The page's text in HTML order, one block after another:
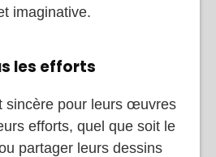
imaginative.
les efforts
sincère pour leurs œuvres
efforts, quel que soit le
partager leurs dessins